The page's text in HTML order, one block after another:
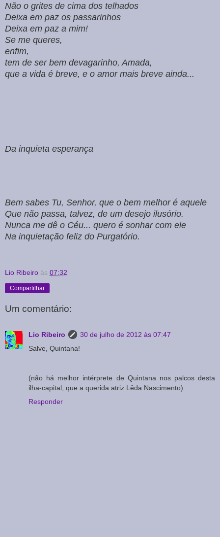
Não o grites de cima dos telhados
Deixa em paz os passarinhos
Deixa em paz a mim!
Se me queres,
enfim,
tem de ser bem devagarinho, Amada,
que a vida é breve, e o amor mais breve ainda...
Da inquieta esperança
Bem sabes Tu, Senhor, que o bem melhor é aquele
Que não passa, talvez, de um desejo ilusório.
Nunca me dê o Céu... quero é sonhar com ele
Na inquietação feliz do Purgatório.
Lio Ribeiro às 07:32
Compartilhar
Um comentário:
Lio Ribeiro
30 de julho de 2012 às 07:47
Salve, Quintana!
(não há melhor intérprete de Quintana nos palcos desta
ilha-capital, que a querida atriz Lêda Nascimento)
Responder